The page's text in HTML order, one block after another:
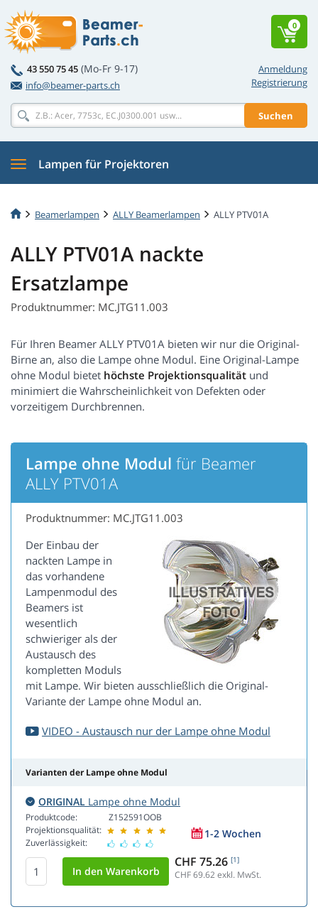
Anmeldung
Registrierung
43 550 75 45 (Mo-Fr 9-17)
info@beamer-parts.ch
Suchen
0
Lampen für Projektoren
Beamerlampen ALLY Beamerlampen ALLY PTV01A
ALLY PTV01A nackte
Ersatzlampe
Produktnummer: MC.JTG11.003
Für Ihren Beamer ALLY PTV01A bieten wir nur die Original-
Birne an, also die Lampe ohne Modul. Eine Original-Lampe
ohne Modul bietet höchste Projektionsqualität und
minimiert die Wahrscheinlichkeit von Defekten oder
vorzeitigem Durchbrennen.
Lampe ohne Modul für Beamer
ALLY PTV01A
Produktnummer: MC.JTG11.003
Der Einbau der
nackten Lampe in
das vorhandene
Lampenmodul des
Beamers ist
wesentlich
schwieriger als der
Austausch des
kompletten Moduls
mit Lampe. Wir bieten ausschließlich die Original-
Variante der Lampe ohne Modul an.
VIDEO - Austausch nur der Lampe ohne Modul
Varianten der Lampe ohne Modul
ORIGINAL Lampe ohne Modul
Produktcode:
Projektionsqualität:
Zuverlässigkeit:
Z152591OOB
1-2 Wochen
CHF 75.26 [1]
CHF 69.62exkl. MwSt.